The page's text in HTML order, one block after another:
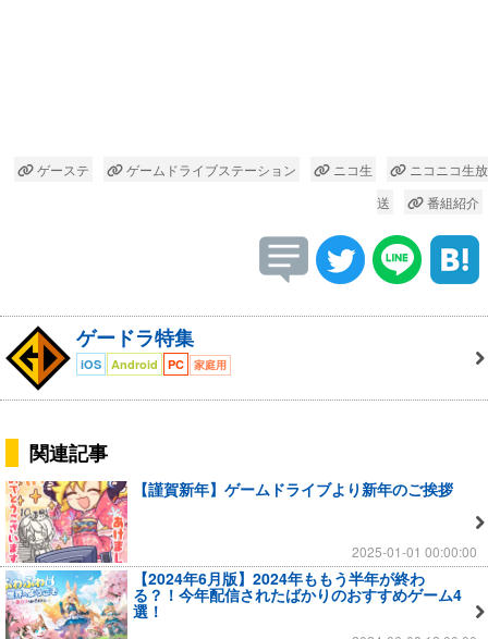
ゲーステ ゲームドライブステーション ニコ生
ニコニコ生放
送
番組紹介
ゲードラ特集
iOS Android PC 家庭用
関連記事
【謹賀新年】ゲームドライブより新年のご挨拶
2025-01-01 00:00:00
【2024年6月版】2024年ももう半年が終わ
る？！今年配信されたばかりのおすすめゲーム4
選！